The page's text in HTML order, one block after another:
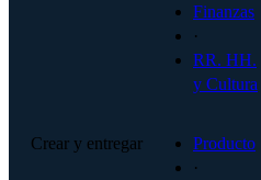
Finanzas
·
RR. HH.
y Cultura
Crear y entregar
Producto
·